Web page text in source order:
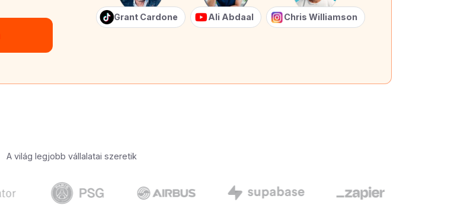
Grant Cardone Ali Abdaal Chris Williamson
A világ legjobb vállalatai szeretik